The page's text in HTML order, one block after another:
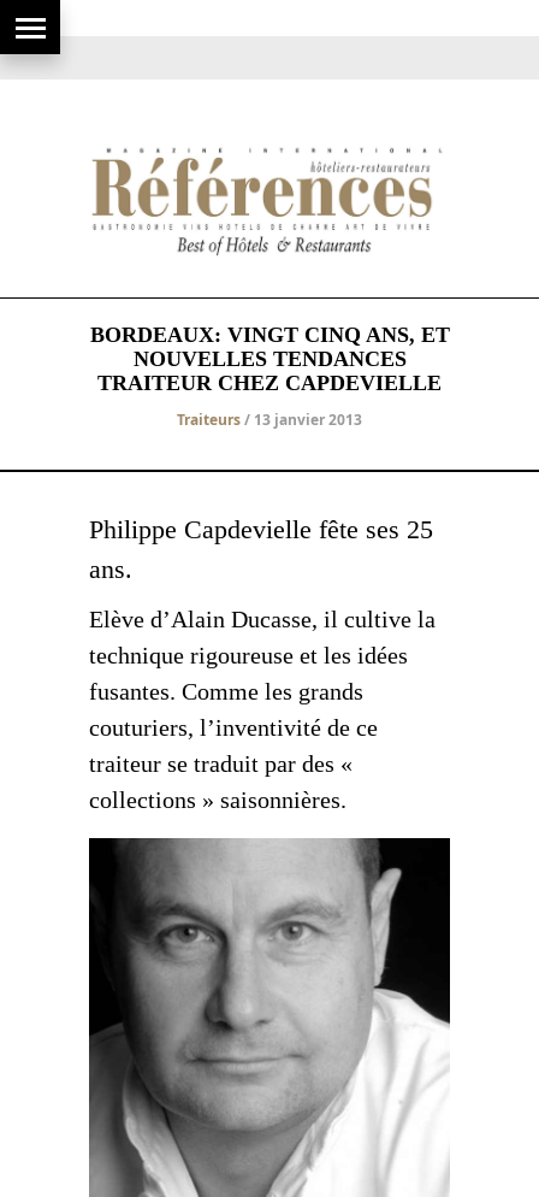
BORDEAUX: VINGT CINQ ANS, ET
NOUVELLES TENDANCES
TRAITEUR CHEZ CAPDEVIELLE
Traiteurs/ 13 janvier 2013
Philippe Capdevielle fête ses 25
ans.
Elève d’Alain Ducasse, il cultive la
technique rigoureuse et les idées
fusantes. Comme les grands
couturiers, l’inventivité de ce
traiteur se traduit par des «
collections » saisonnières.